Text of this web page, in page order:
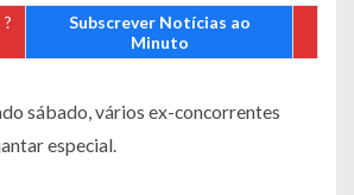
Subscrever Notícias ao
Minuto
sábado, vários ex-concorrentes
especial.